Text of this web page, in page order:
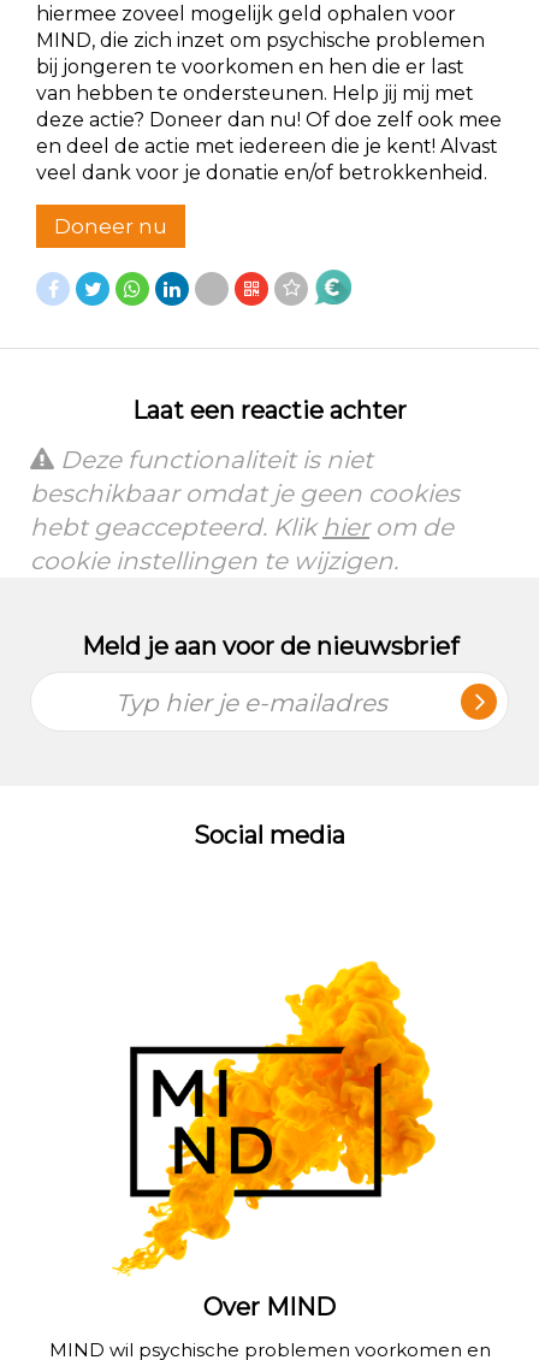
hiermee zoveel mogelijk geld ophalen voor
MIND, die zich inzet om psychische problemen
bij jongeren te voorkomen en hen die er last
van hebben te ondersteunen. Help jij mij met
deze actie? Doneer dan nu! Of doe zelf ook mee
en deel de actie met iedereen die je kent! Alvast
veel dank voor je donatie en/of betrokkenheid.
Doneer nu
Laat een reactie achter
Deze functionaliteit is niet
beschikbaar omdat je geen cookies
hebt geaccepteerd. Klik hierom de
cookie instellingen te wijzigen.
Meld je aan voor de nieuwsbrief
Typ hier je e-mailadres
Social media
Over MIND
MIND wil psychische problemen voorkomen en